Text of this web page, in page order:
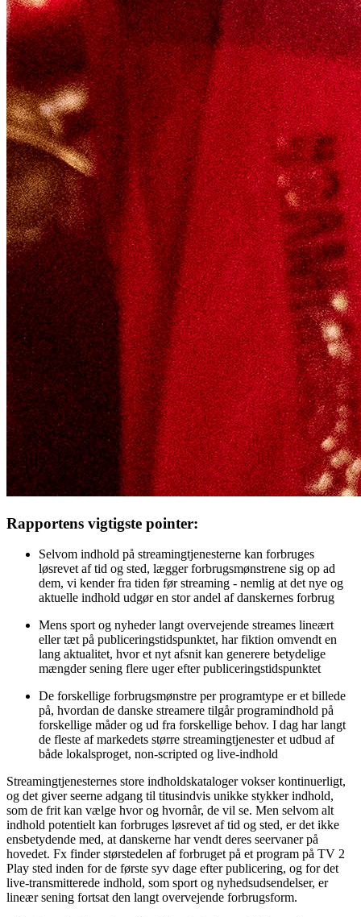
Rapportens vigtigste pointer:
Selvom indhold på streamingtjenesterne kan forbruges
løsrevet af tid og sted, lægger forbrugsmønstrene sig op ad
dem, vi kender fra tiden før streaming - nemlig at det nye og
aktuelle indhold udgør en stor andel af danskernes forbrug
Mens sport og nyheder langt overvejende streames lineært
eller tæt på publiceringstidspunktet, har fiktion omvendt en
lang aktualitet, hvor et nyt afsnit kan generere betydelige
mængder sening flere uger efter publiceringstidspunktet
De forskellige forbrugsmønstre per programtype er et billede
på, hvordan de danske streamere tilgår programindhold på
forskellige måder og ud fra forskellige behov. I dag har langt
de fleste af markedets større streamingtjenester et udbud af
både lokalsproget, non-scripted og live-indhold
Streamingtjenesternes store indholdskataloger vokser kontinuerligt,
og det giver seerne adgang til titusindvis unikke stykker indhold,
som de frit kan vælge hvor og hvornår, de vil se. Men selvom alt
indhold potentielt kan forbruges løsrevet af tid og sted, er det ikke
ensbetydende med, at danskerne har vendt deres seervaner på
hovedet. Fx finder størstedelen af forbruget på et program på TV 2
Play sted inden for de første syv dage efter publicering, og for det
live-transmitterede indhold, som sport og nyhedsudsendelser, er
lineær sening fortsat den langt overvejende forbrugsform.